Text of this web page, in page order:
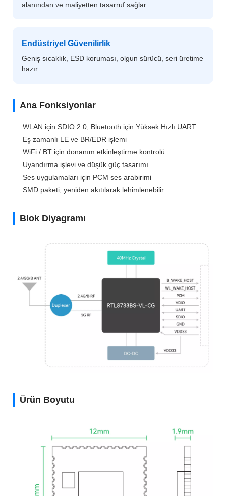
alanından ve maliyetten tasarruf sağlar.
Endüstriyel Güvenilirlik
Geniş sıcaklık, ESD koruması, olgun sürücü, seri üretime
hazır.
Ana Fonksiyonlar
WLAN için SDIO 2.0, Bluetooth için Yüksek Hızlı UART
Eş zamanlı LE ve BR/EDR işlemi
WiFi / BT için donanım etkinleştirme kontrolü
Uyandırma işlevi ve düşük güç tasarımı
Ses uygulamaları için PCM ses arabirimi
SMD paketi, yeniden akıtılarak lehimlenebilir
Blok Diyagramı
Ürün Boyutu